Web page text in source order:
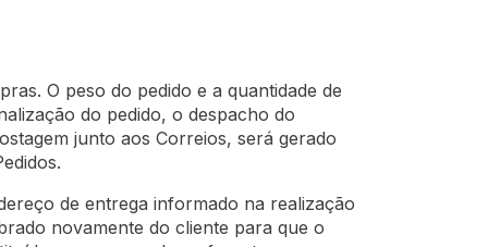
O peso do pedido e a quantidade de
do pedido, o despacho do
junto aos Correios, será gerado
de entrega informado na realização
novamente do cliente para que o